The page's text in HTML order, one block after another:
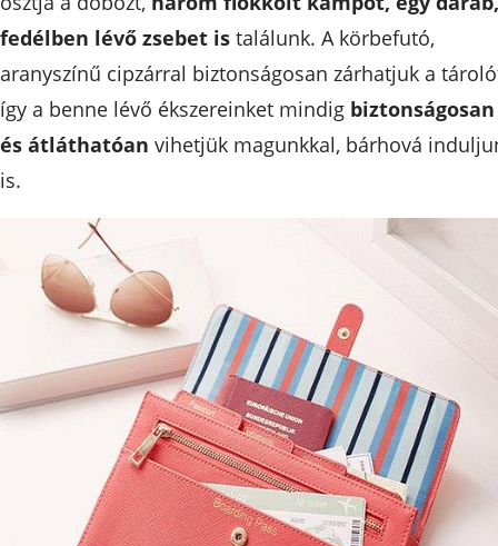
fedélben lévő zsebet is találunk. A körbefutó,
aranyszínű cipzárral biztonságosan zárhatjuk a
így a benne lévő ékszereinket mindig biztonságosan
és átláthatóan vihetjük magunkkal, bárhová
is.